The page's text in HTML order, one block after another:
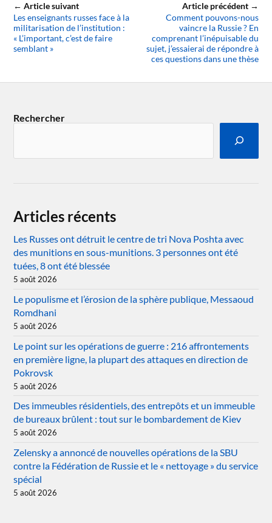
← Article suivant
Les enseignants russes face à la
militarisation de l’institution :
« L’important, c’est de faire
semblant »
Article précédent →
Comment pouvons-nous
vaincre la Russie ? En
comprenant l’inépuisable du
sujet, j’essaierai de répondre à
ces questions dans une thèse
Rechercher
Articles récents
Les Russes ont détruit le centre de tri Nova Poshta avec
des munitions en sous-munitions. 3 personnes ont été
tuées, 8 ont été blessée
5 août 2026
Le populisme et l’érosion de la sphère publique, Messaoud
Romdhani
5 août 2026
Le point sur les opérations de guerre : 216 affrontements
en première ligne, la plupart des attaques en direction de
Pokrovsk
5 août 2026
Des immeubles résidentiels, des entrepôts et un immeuble
de bureaux brûlent : tout sur le bombardement de Kiev
5 août 2026
Zelensky a annoncé de nouvelles opérations de la SBU
contre la Fédération de Russie et le « nettoyage » du service
spécial
5 août 2026